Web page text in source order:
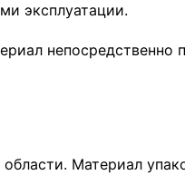
эксплуатации.
Материал